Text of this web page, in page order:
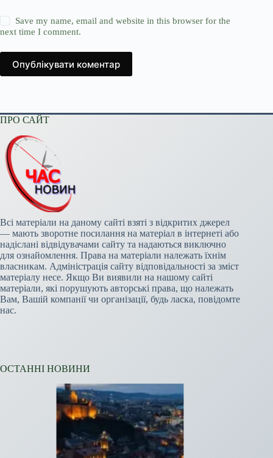
Save my name, email and website in this browser for the
next time I comment.
Опублікувати коментар
ПРО САЙТ
Всі матеріали на даному сайті взяті з відкритих джерел
— мають зворотне посилання на матеріал в інтернеті або
надіслані відвідувачами сайту та надаються виключно
для ознайомлення. Права на матеріали належать їхнім
власникам. Адміністрація сайту відповідальності за зміст
матеріалу несе. Якщо Ви виявили на нашому сайті
матеріали, які порушують авторські права, що належать
Вам, Вашій компанії чи організації, будь ласка, повідомте
нас.
ОСТАННІ НОВИНИ